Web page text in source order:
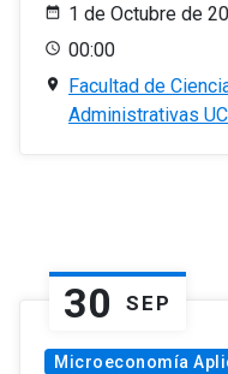
1 de Octubre de
00:00
Facultad de
Administrativas UC
30 SEP
Microeconomía